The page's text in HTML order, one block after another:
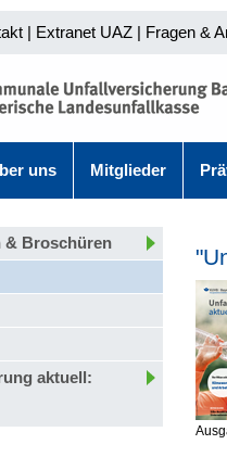
| Extranet UAZ | Fragen &
uns Mitglieder
& Broschüren
aktuell: